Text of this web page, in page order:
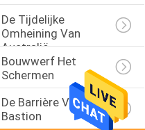
De Tijdelijke
Omheining Van
Australië
Bouwwerf Het
Schermen
De Barrière Van Het
Bastion